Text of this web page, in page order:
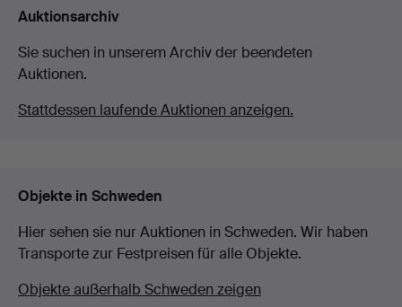
Auktionsarchiv
Sie suchen in unserem Archiv der beendeten
Auktionen.
Stattdessen laufende Auktionen anzeigen.
Objekte in Schweden
Hier sehen sie nur Auktionen in Schweden. Wir haben
Transporte zur Festpreisen für alle Objekte.
Objekte außerhalb Schweden zeigen